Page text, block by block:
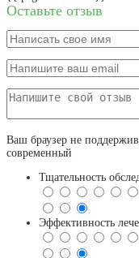
Оставьте отзыв
Ваш браузер не
современный
Тщательность
Эффективность